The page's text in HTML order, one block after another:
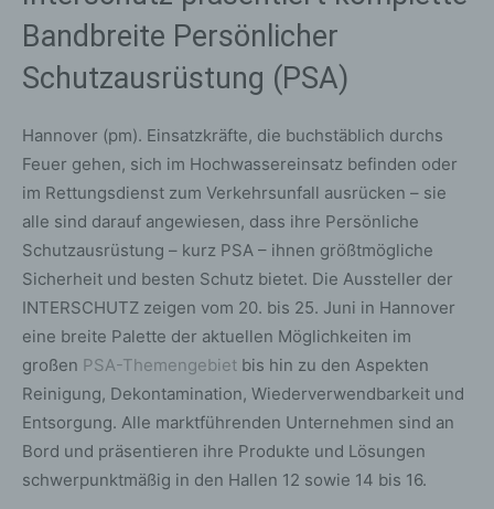
Bandbreite Persönlicher
Schutzausrüstung (PSA)
Hannover (pm). Einsatzkräfte, die buchstäblich durchs
Feuer gehen, sich im Hochwassereinsatz befinden oder
im Rettungsdienst zum Verkehrsunfall ausrücken – sie
alle sind darauf angewiesen, dass ihre Persönliche
Schutzausrüstung – kurz PSA – ihnen größtmögliche
Sicherheit und besten Schutz bietet. Die Aussteller der
INTERSCHUTZ zeigen vom 20. bis 25. Juni in Hannover
eine breite Palette der aktuellen Möglichkeiten im
großen PSA-Themengebiet bis hin zu den Aspekten
Reinigung, Dekontamination, Wiederverwendbarkeit und
Entsorgung. Alle marktführenden Unternehmen sind an
Bord und präsentieren ihre Produkte und Lösungen
schwerpunktmäßig in den Hallen 12 sowie 14 bis 16.